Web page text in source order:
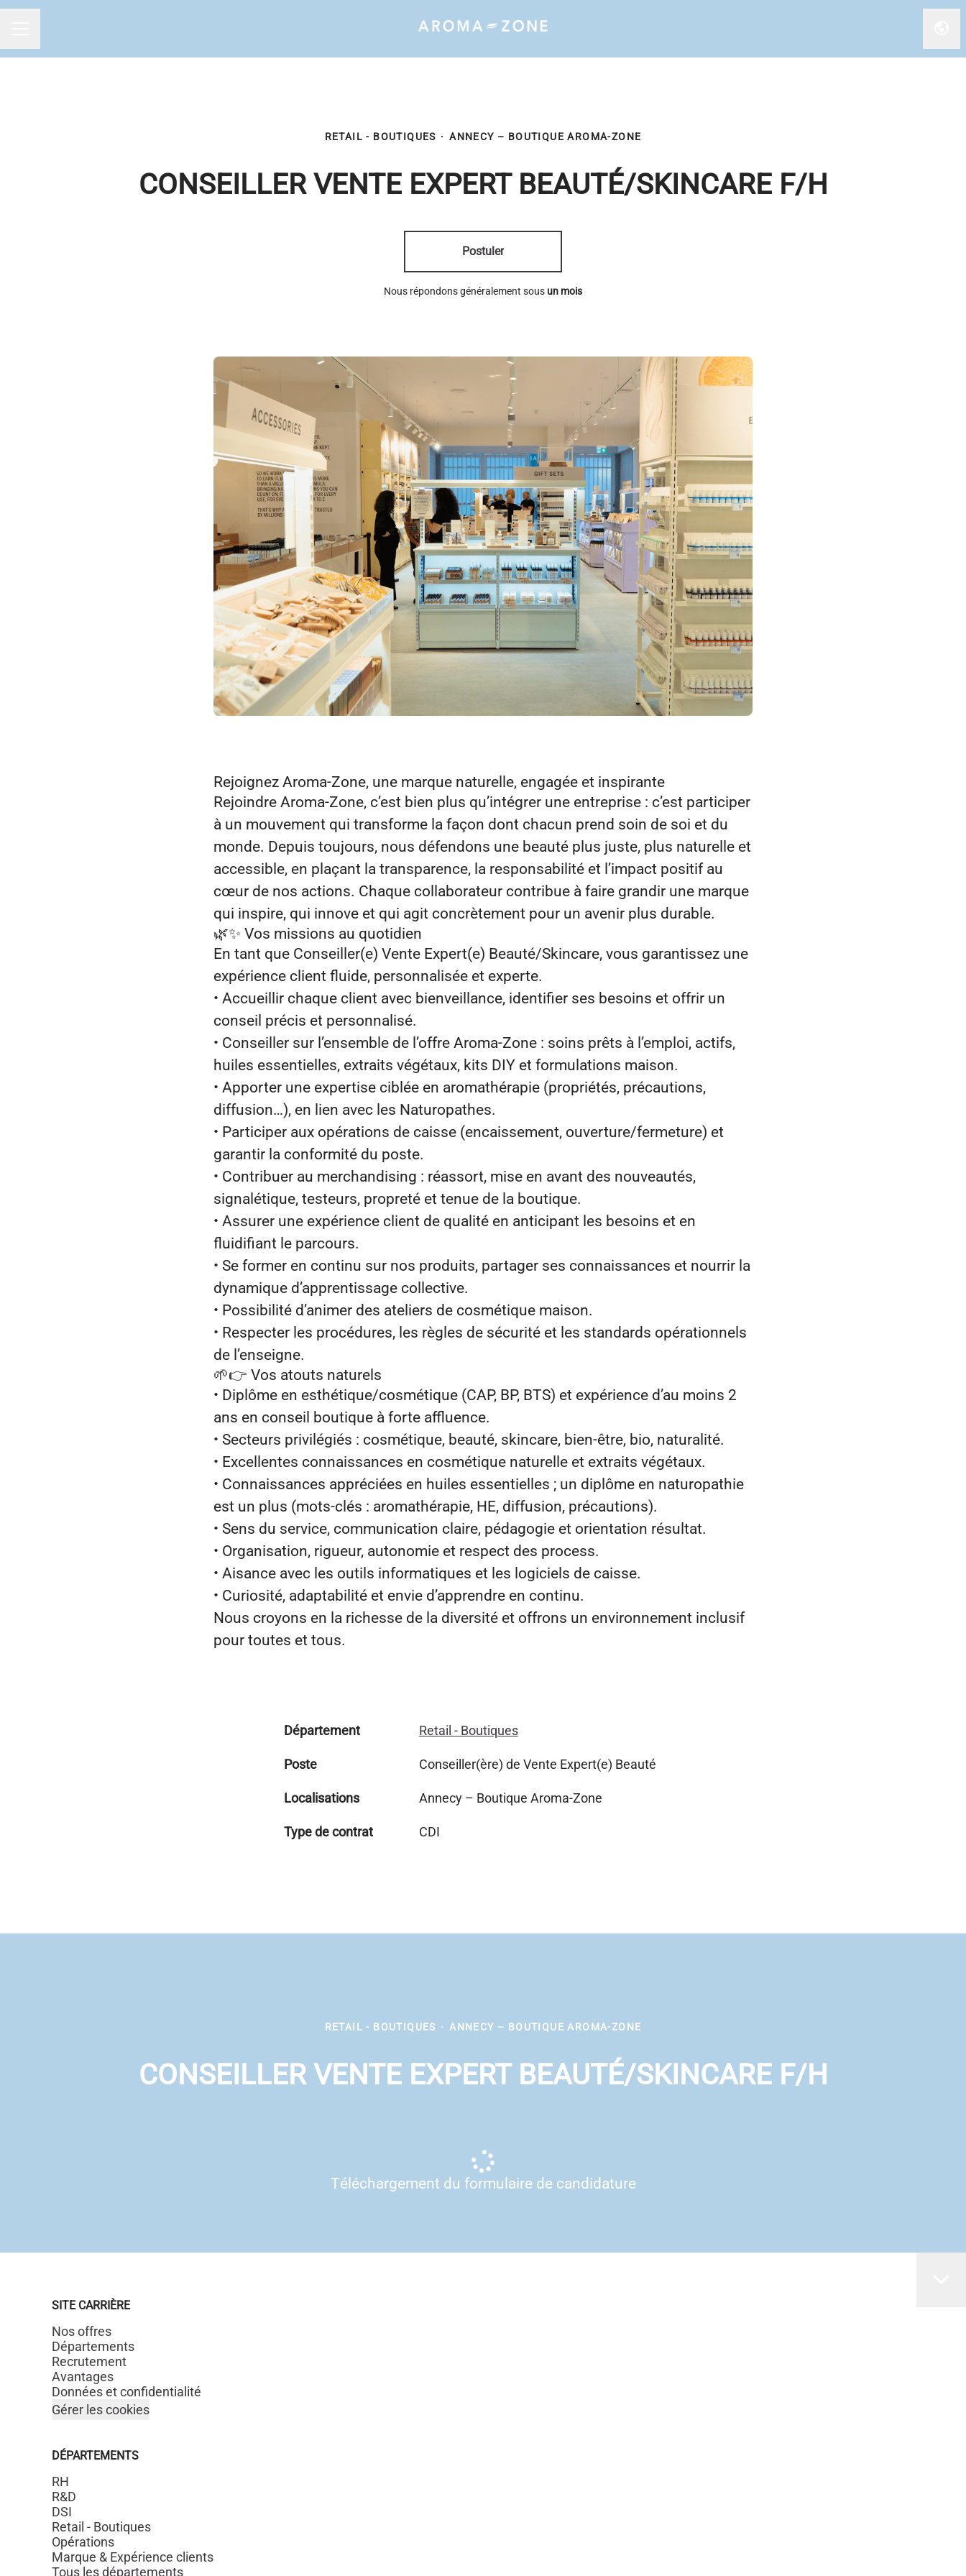
RETAIL - BOUTIQUES · ANNECY – BOUTIQUE AROMA-ZONE
CONSEILLER VENTE EXPERT BEAUTÉ/SKINCARE F/H
Postuler
Nous répondons généralement sous un mois
Rejoignez Aroma‑Zone, une marque naturelle, engagée et inspirante
Rejoindre Aroma‑Zone, c’est bien plus qu’intégrer une entreprise : c’est participer
à un mouvement qui transforme la façon dont chacun prend soin de soi et du
monde. Depuis toujours, nous défendons une beauté plus juste, plus naturelle et
accessible, en plaçant la transparence, la responsabilité et l’impact positif au
cœur de nos actions. Chaque collaborateur contribue à faire grandir une marque
qui inspire, qui innove et qui agit concrètement pour un avenir plus durable.
🌿✨ Vos missions au quotidien
En tant que Conseiller(e) Vente Expert(e) Beauté/Skincare, vous garantissez une
expérience client fluide, personnalisée et experte.
• Accueillir chaque client avec bienveillance, identifier ses besoins et offrir un
conseil précis et personnalisé.
• Conseiller sur l’ensemble de l’offre Aroma‑Zone : soins prêts à l’emploi, actifs,
huiles essentielles, extraits végétaux, kits DIY et formulations maison.
• Apporter une expertise ciblée en aromathérapie (propriétés, précautions,
diffusion…), en lien avec les Naturopathes.
• Participer aux opérations de caisse (encaissement, ouverture/fermeture) et
garantir la conformité du poste.
• Contribuer au merchandising : réassort, mise en avant des nouveautés,
signalétique, testeurs, propreté et tenue de la boutique.
• Assurer une expérience client de qualité en anticipant les besoins et en
fluidifiant le parcours.
• Se former en continu sur nos produits, partager ses connaissances et nourrir la
dynamique d’apprentissage collective.
• Possibilité d’animer des ateliers de cosmétique maison.
• Respecter les procédures, les règles de sécurité et les standards opérationnels
de l’enseigne.
🌱👉 Vos atouts naturels
• Diplôme en esthétique/cosmétique (CAP, BP, BTS) et expérience d’au moins 2
ans en conseil boutique à forte affluence.
• Secteurs privilégiés : cosmétique, beauté, skincare, bien‑être, bio, naturalité.
• Excellentes connaissances en cosmétique naturelle et extraits végétaux.
• Connaissances appréciées en huiles essentielles ; un diplôme en naturopathie
est un plus (mots‑clés : aromathérapie, HE, diffusion, précautions).
• Sens du service, communication claire, pédagogie et orientation résultat.
• Organisation, rigueur, autonomie et respect des process.
• Aisance avec les outils informatiques et les logiciels de caisse.
• Curiosité, adaptabilité et envie d’apprendre en continu.
Nous croyons en la richesse de la diversité et offrons un environnement inclusif
pour toutes et tous.
Département Retail - Boutiques
Poste Conseiller(ère) de Vente Expert(e) Beauté
Localisations Annecy – Boutique Aroma-Zone
Type de contrat CDI
RETAIL - BOUTIQUES · ANNECY – BOUTIQUE AROMA-ZONE
CONSEILLER VENTE EXPERT BEAUTÉ/SKINCARE F/H
Téléchargement du formulaire de candidature
SITE CARRIÈRE
Nos offres
Départements
Recrutement
Avantages
Données et confidentialité
Gérer les cookies
DÉPARTEMENTS
RH
R&D
DSI
Retail - Boutiques
Opérations
Marque & Expérience clients
Tous les départements